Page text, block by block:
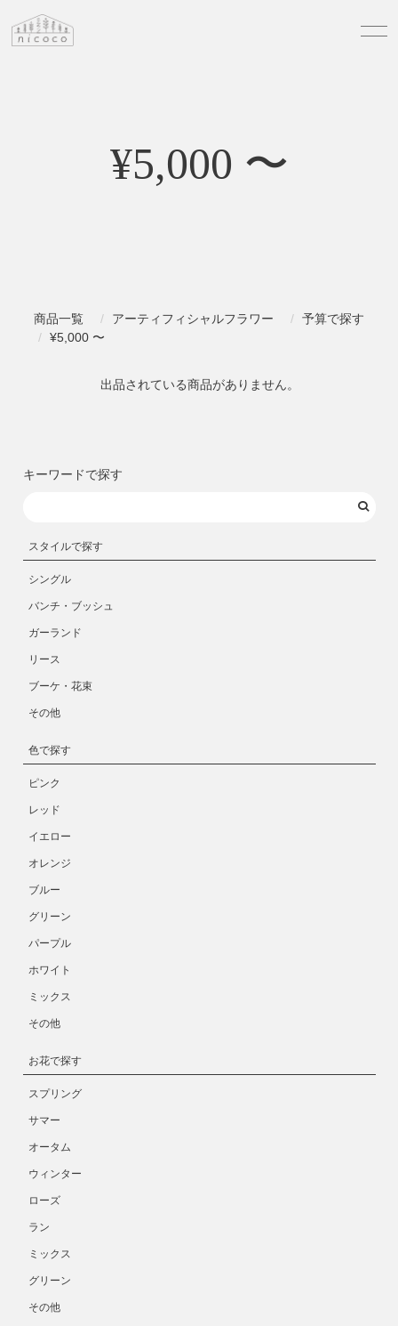
¥5,000 〜
商品一覧 アーティフィシャルフラワー
予算で探す
¥5,000 〜
出品されている商品がありません。
キーワードで探す
スタイルで探す
シングル
バンチ・ブッシュ
ガーランド
リース
ブーケ・花束
その他
色で探す
ピンク
レッド
イエロー
オレンジ
ブルー
グリーン
パープル
ホワイト
ミックス
その他
お花で探す
スプリング
サマー
オータム
ウィンター
ローズ
ラン
ミックス
グリーン
その他